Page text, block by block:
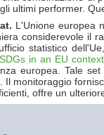
ultimi performer.
L'Unione europea
considerevole il
statistico
in an EU
europea. Tale
monitoraggio
offre un